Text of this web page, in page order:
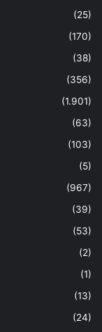
(25)
(170)
(38)
(356)
(1.901)
(63)
(103)
(5)
(967)
(39)
(53)
(2)
(1)
(13)
(24)